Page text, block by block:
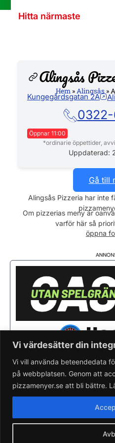
Vi värdesätter din
Vi vill använda beteendedata
på webbplatsen. Genom att
pizzamenyer.se att bli bättre.
Hitta närmaste
Alingsås
Hem»Alingsås »
Kungegårdsgatan 2A
0322-
Öppnar 11:00
Måndag
Onsdag
Torsdag
Fredag
Lördag
Söndag
*ordinarie öppettider,
Uppdaterad:
Gå till
Alingsås Pizzeria har inte
Om pizzerias meny är
varför här så
öppna
Saknar du din
Skapa gratis
Läs om
Artiklar &
Rensa